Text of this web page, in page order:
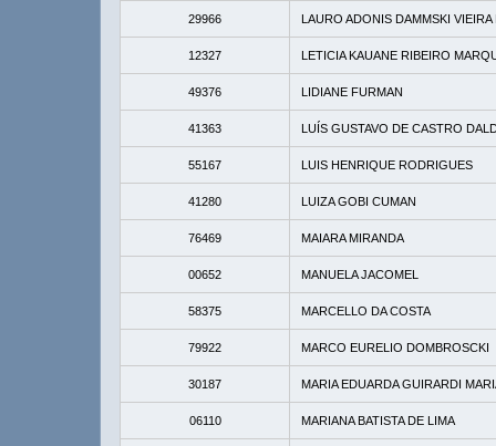
29966 LAURO ADONIS DAMMSKI VIEIRA
12327 LETICIA KAUANE RIBEIRO
49376 LIDIANE FURMAN
41363 LUÍS GUSTAVO DE CASTRO
55167 LUIS HENRIQUE RODRIGUES
41280 LUIZA GOBI CUMAN
76469 MAIARA MIRANDA
00652 MANUELA JACOMEL
58375 MARCELLO DA COSTA
79922 MARCO EURELIO DOMBROSCKI
30187 MARIA EDUARDA GUIRARDI
06110 MARIANA BATISTA DE LIMA